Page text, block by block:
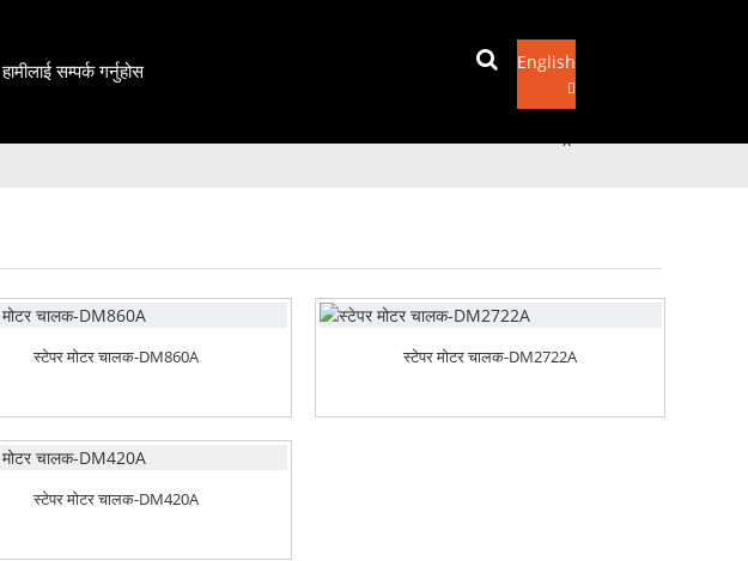
हामीलाई सम्पर्क गर्नुहोस English
स्टेपर मोटर चालक-DM860A स्टेपर मोटर चालक-DM2722A
स्टेपर मोटर चालक-DM420A
इमेल पठाउनुहोस्
x